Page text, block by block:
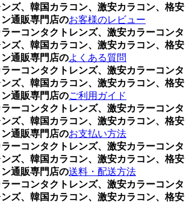
ズ、韓国カラコン、激安カラコン、格安
通販専門店のお客様のレビュー
ーコンタクトレンズ、激安カラーコンタ
ズ、韓国カラコン、激安カラコン、格安
通販専門店のよくある質問
ーコンタクトレンズ、激安カラーコンタ
ズ、韓国カラコン、激安カラコン、格安
通販専門店のご利用ガイド
ーコンタクトレンズ、激安カラーコンタ
ズ、韓国カラコン、激安カラコン、格安
通販専門店のお支払い方法
ーコンタクトレンズ、激安カラーコンタ
ズ、韓国カラコン、激安カラコン、格安
通販専門店の送料・配送方法
ーコンタクトレンズ、激安カラーコンタ
ズ、韓国カラコン、激安カラコン、格安